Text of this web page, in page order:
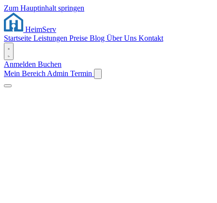
Zum Hauptinhalt springen
HeimServ
Startseite Leistungen Preise Blog Über Uns Kontakt
Anmelden Buchen
Mein Bereich Admin Termin